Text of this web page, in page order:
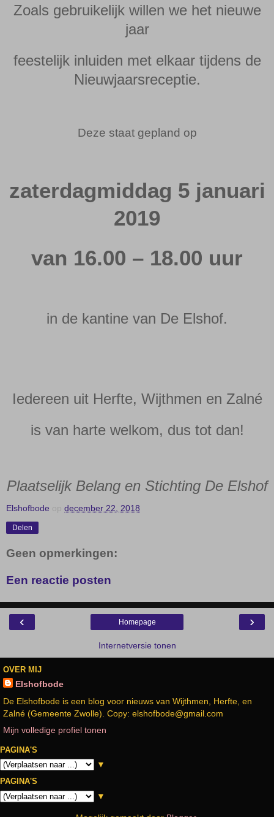
Zoals gebruikelijk willen we het nieuwe
jaar
feestelijk inluiden met elkaar tijdens de
Nieuwjaarsreceptie.
Deze staat gepland op
zaterdagmiddag 5 januari
2019
van 16.00 – 18.00 uur
in de kantine van De Elshof.
Iedereen uit Herfte, Wijthmen en Zalné
is van harte welkom, dus tot dan!
Plaatselijk Belang en Stichting De Elshof
Elshofbode op december 22, 2018
Delen
Geen opmerkingen:
Een reactie posten
‹ ›
Homepage
Internetversie tonen
OVER MIJ
Elshofbode
De Elshofbode is een blog voor nieuws van Wijthmen, Herfte, en
Zalné (Gemeente Zwolle). Copy: elshofbode@gmail.com
Mijn volledige profiel tonen
PAGINA'S
▼
PAGINA'S
▼